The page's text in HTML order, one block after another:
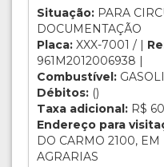
Situação: PARA
DOCUMENTAÇÃO
Placa: XXX-7001 / |
961M2012006938 |
Combustível:
Débitos: ()
Taxa adicional: R$
Endereço para
DO CARMO 2100,
AGRARIAS